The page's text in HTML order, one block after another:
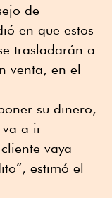
de
en que estos
trasladarán a
venta, en el
su dinero,
va a ir
vaya
estimó el